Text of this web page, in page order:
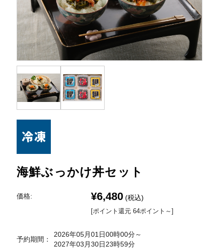
海鮮ぶっかけ丼セット
価格: ¥6,480 (税込)
[ポイント還元 64ポイント～]
予約期間：
2026年05月01日00時00分～
2027年03月30日23時59分